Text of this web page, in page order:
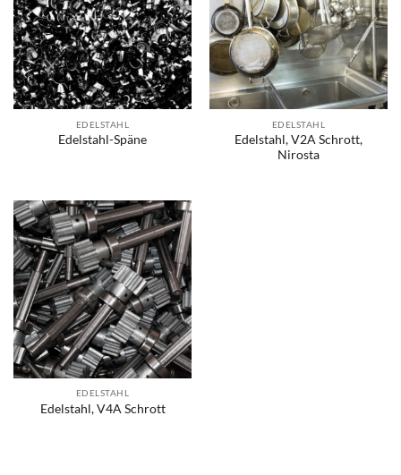
EDELSTAHL
Edelstahl-Späne
EDELSTAHL
Edelstahl, V2A Schrott,
Nirosta
EDELSTAHL
Edelstahl, V4A Schrott